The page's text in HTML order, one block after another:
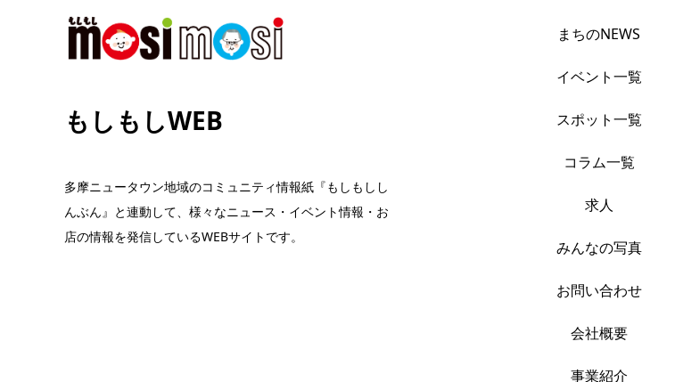
もしもしWEB
多摩ニュータウン地域のコミュニティ情報紙『もしもしし
んぶん』と連動して、様々なニュース・イベント情報・お
店の情報を発信しているWEBサイトです。
まちのNEWS
イベント一覧
スポット一覧
コラム一覧
求人
みんなの写真
お問い合わせ
会社概要
事業紹介